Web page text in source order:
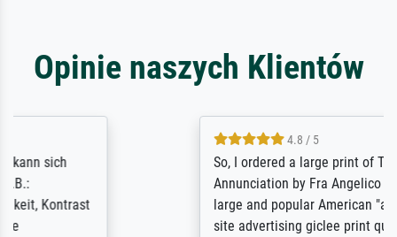
Opinie naszych Klientów
So, I ordered a large print of The
Annunciation by Fra Angelico from a very
large and popular American "art/poster"
site advertising giclee print quality. The